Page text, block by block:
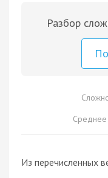
Разбор
Из перечисленных